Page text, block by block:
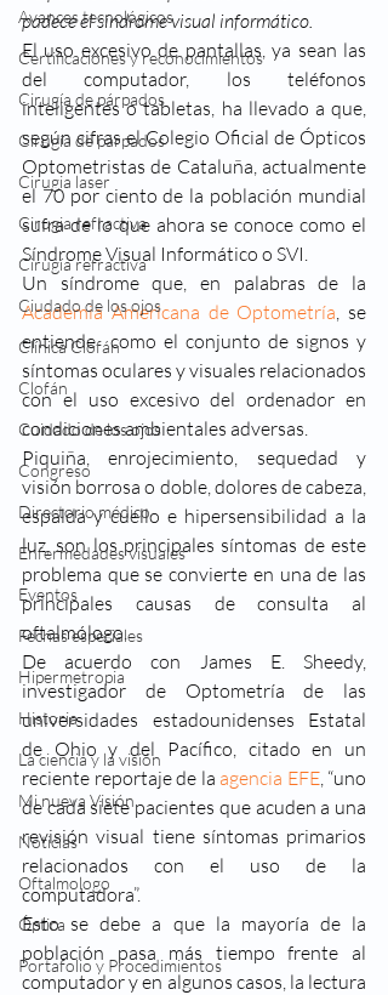
Avances tecnológicos
Certificaciones y reconocimientos
Cirugía de párpados
Cirugía de párpados
Cirugia laser
Cirugia refractiva
Cirugía refractiva
Ciudado de los ojos
Clínica Clofán
Clofán
Cuidado de los ojos
Congreso
Directorio médico
Enfermedades visuales
Eventos
Fechas especiales
Hipermetropia
Historia
La ciencia y la visión
Mi nueva Visión
Noticias
Oftalmologo
Óptica
Portafolio y Procedimientos
padece el síndrome visual informático.
El uso excesivo de pantallas, ya sean las
del computador, los teléfonos
inteligentes o tabletas, ha llevado a que,
según cifras el Colegio Oficial de Ópticos
Optometristas de Cataluña, actualmente
el 70 por ciento de la población mundial
sufra de lo que ahora se conoce como el
Síndrome Visual Informático o SVI.
Academia Americana de Optometría, se
entiende  como el conjunto de signos y
síntomas oculares y visuales relacionados
con el uso excesivo del ordenador en
condiciones ambientales adversas.
Piquiña, enrojecimiento, sequedad y
visión borrosa o doble, dolores de cabeza,
espalda y cuello e hipersensibilidad a la
luz, son los principales síntomas de este
problema que se convierte en una de las
principales causas de consulta al
oftalmólogo.
De acuerdo con James E. Sheedy,
investigador de Optometría de las
universidades estadounidenses Estatal
de Ohio y del Pacífico, citado en un
reciente reportaje de la agencia EFE, “uno
de cada siete pacientes que acuden a una
revisión visual tiene síntomas primarios
relacionados con el uso de la
computadora”.
Esto se debe a que la mayoría de la
población pasa más tiempo frente al
computador y en algunos casos, la lectura